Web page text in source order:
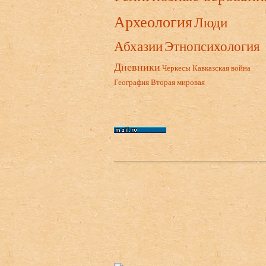
АрхеологияЛюди
АбхазииЭтнопсихология
Дневники ЧеркесыКавказская война
ГеографияВторая мировая
Нижний колонтитул